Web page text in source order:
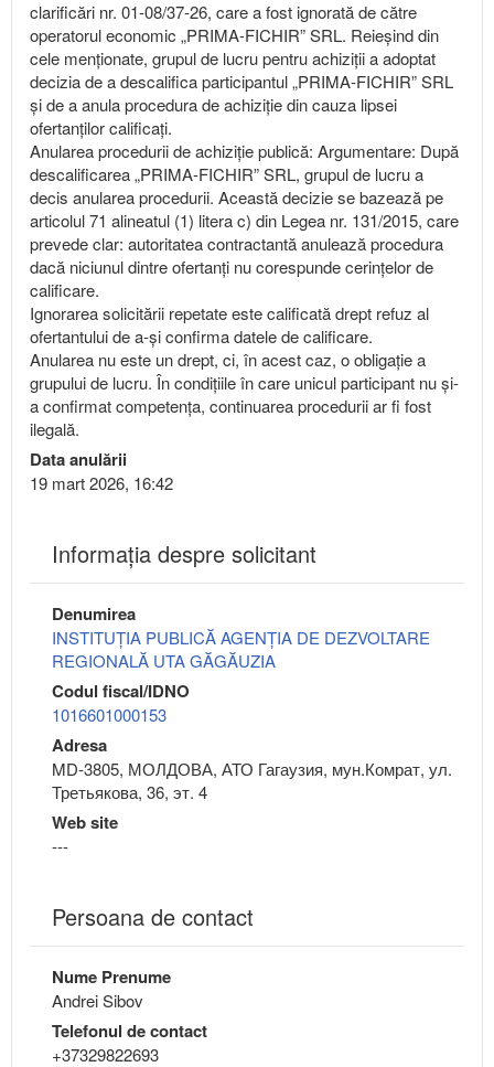
clarificări nr. 01-08/37-26, care a fost ignorată de către
operatorul economic „PRIMA-FICHIR” SRL. Reieșind din
cele menționate, grupul de lucru pentru achiziții a adoptat
decizia de a descalifica participantul „PRIMA-FICHIR” SRL
și de a anula procedura de achiziție din cauza lipsei
ofertanților calificați.
Anularea procedurii de achiziţie publică: Argumentare: După
descalificarea „PRIMA-FICHIR” SRL, grupul de lucru a
decis anularea procedurii. Această decizie se bazează pe
articolul 71 alineatul (1) litera c) din Legea nr. 131/2015, care
prevede clar: autoritatea contractantă anulează procedura
dacă niciunul dintre ofertanți nu corespunde cerințelor de
calificare.
Ignorarea solicitării repetate este calificată drept refuz al
ofertantului de a-și confirma datele de calificare.
Anularea nu este un drept, ci, în acest caz, o obligație a
grupului de lucru. În condițiile în care unicul participant nu și-
a confirmat competența, continuarea procedurii ar fi fost
ilegală.
Data anulării
19 mart 2026, 16:42
Informaţia despre solicitant
Denumirea
INSTITUȚIA PUBLICĂ AGENȚIA DE DEZVOLTARE
REGIONALĂ UTA GĂGĂUZIA
Codul fiscal/IDNO
1016601000153
Adresa
MD-3805, МОЛДОВА, АТО Гагаузия, мун.Комрат, ул.
Третьякова, 36, эт. 4
Web site
---
Persoana de contact
Nume Prenume
Andrei Sibov
Telefonul de contact
+37329822693